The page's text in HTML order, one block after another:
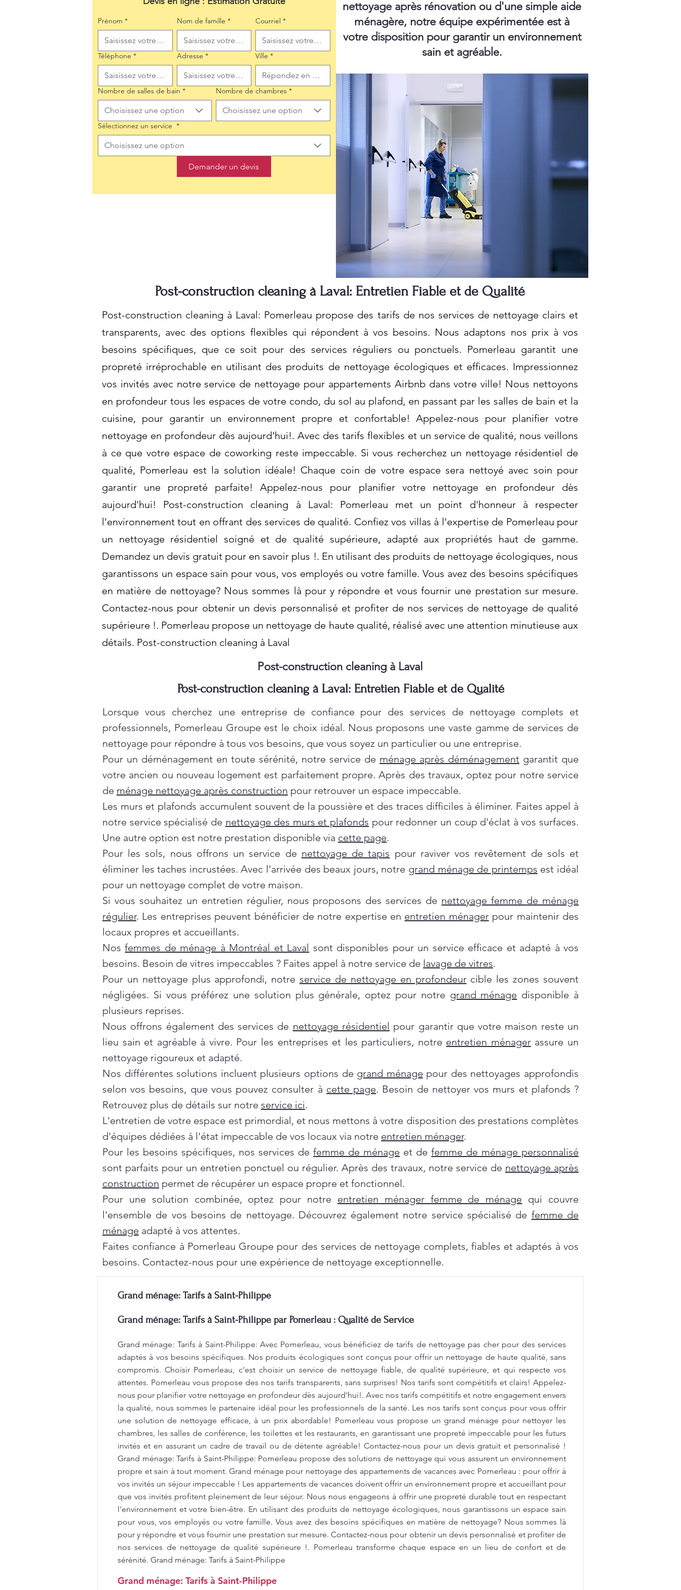
Prénom * Nom de famille * Courriel *
Téléphone * Adresse * Ville *
Nombre de salles de bain *
Choisissez une option
Nombre de chambres *
Choisissez une option
Sélectionnez un service *
Choisissez une option
Demander un devis
nettoyage après rénovation ou d'une simple aide
ménagère, notre équipe expérimentée est à
votre disposition pour garantir un environnement
sain et agréable.
Post-construction cleaning à Laval: Entretien Fiable et de Qualité
Post-construction cleaning à Laval: Pomerleau propose des tarifs de nos services de nettoyage clairs et
transparents, avec des options flexibles qui répondent à vos besoins. Nous adaptons nos prix à vos
besoins spécifiques, que ce soit pour des services réguliers ou ponctuels. Pomerleau garantit une
propreté irréprochable en utilisant des produits de nettoyage écologiques et efficaces. Impressionnez
vos invités avec notre service de nettoyage pour appartements Airbnb dans votre ville! Nous nettoyons
en profondeur tous les espaces de votre condo, du sol au plafond, en passant par les salles de bain et la
cuisine, pour garantir un environnement propre et confortable! Appelez-nous pour planifier votre
nettoyage en profondeur dès aujourd'hui!. Avec des tarifs flexibles et un service de qualité, nous veillons
à ce que votre espace de coworking reste impeccable. Si vous recherchez un nettoyage résidentiel de
qualité, Pomerleau est la solution idéale! Chaque coin de votre espace sera nettoyé avec soin pour
garantir une propreté parfaite! Appelez-nous pour planifier votre nettoyage en profondeur dès
aujourd'hui! Post-construction cleaning à Laval: Pomerleau met un point d'honneur à respecter
l'environnement tout en offrant des services de qualité. Confiez vos villas à l'expertise de Pomerleau pour
un nettoyage résidentiel soigné et de qualité supérieure, adapté aux propriétés haut de gamme.
Demandez un devis gratuit pour en savoir plus !. En utilisant des produits de nettoyage écologiques, nous
garantissons un espace sain pour vous, vos employés ou votre famille. Vous avez des besoins spécifiques
en matière de nettoyage? Nous sommes là pour y répondre et vous fournir une prestation sur mesure.
Contactez-nous pour obtenir un devis personnalisé et profiter de nos services de nettoyage de qualité
supérieure !. Pomerleau propose un nettoyage de haute qualité, réalisé avec une attention minutieuse aux
détails. Post-construction cleaning à Laval
Post-construction cleaning à Laval
Post-construction cleaning à Laval: Entretien Fiable et de Qualité
Lorsque vous cherchez une entreprise de confiance pour des services de nettoyage complets et
professionnels, Pomerleau Groupe est le choix idéal. Nous proposons une vaste gamme de services de
nettoyage pour répondre à tous vos besoins, que vous soyez un particulier ou une entreprise.
Pour un déménagement en toute sérénité, notre service de ménage après déménagement garantit que
votre ancien ou nouveau logement est parfaitement propre. Après des travaux, optez pour notre service
de ménage nettoyage après construction pour retrouver un espace impeccable.
Les murs et plafonds accumulent souvent de la poussière et des traces difficiles à éliminer. Faites appel à
notre service spécialisé de nettoyage des murs et plafonds pour redonner un coup d'éclat à vos surfaces.
Une autre option est notre prestation disponible via cette page.
Pour les sols, nous offrons un service de nettoyage de tapis pour raviver vos revêtement de sols et
éliminer les taches incrustées. Avec l'arrivée des beaux jours, notre grand ménage de printemps est idéal
pour un nettoyage complet de votre maison.
Si vous souhaitez un entretien régulier, nous proposons des services de nettoyage femme de ménage
régulier. Les entreprises peuvent bénéficier de notre expertise en entretien ménagerpour maintenir des
locaux propres et accueillants.
Nosfemmes de ménage à Montréal et Laval sont disponibles pour un service efficace et adapté à vos
besoins. Besoin de vitres impeccables ? Faites appel à notre service de lavage de vitres.
Pour un nettoyage plus approfondi, notreservice de nettoyage en profondeurcible les zones souvent
négligées. Si vous préférez une solution plus générale, optez pour notre grand ménage disponible à
plusieurs reprises.
Nous offrons également des services de nettoyage résidentiel pour garantir que votre maison reste un
lieu sain et agréable à vivre. Pour les entreprises et les particuliers, notre entretien ménagerassure un
nettoyage rigoureux et adapté.
Nos différentes solutions incluent plusieurs options de grand ménage pour des nettoyages approfondis
selon vos besoins, que vous pouvez consulter à cette page. Besoin de nettoyer vos murs et plafonds ?
Retrouvez plus de détails sur notre service ici.
L'entretien de votre espace est primordial, et nous mettons à votre disposition des prestations complètes
d'équipes dédiées à l'état impeccable de vos locaux via notre entretien ménager.
Pour les besoins spécifiques, nos services de femme de ménage et de femme de ménage personnalisé
sont parfaits pour un entretien ponctuel ou régulier. Après des travaux, notre service de nettoyage après
construction permet de récupérer un espace propre et fonctionnel.
Pour une solution combinée, optez pour notre entretien ménager femme de ménage qui couvre
l'ensemble de vos besoins de nettoyage. Découvrez également notre service spécialisé de femme de
ménage adapté à vos attentes.
Faites confiance à Pomerleau Groupe pour des services de nettoyage complets, fiables et adaptés à vos
besoins. Contactez-nous pour une expérience de nettoyage exceptionnelle.
Grand ménage: Tarifs à Saint-Philippe
Grand ménage: Tarifs à Saint-Philippe par Pomerleau : Qualité de Service
Grand ménage: Tarifs à Saint-Philippe: Avec Pomerleau, vous bénéficiez de tarifs de nettoyage pas cher pour des services
adaptés à vos besoins spécifiques. Nos produits écologiques sont conçus pour offrir un nettoyage de haute qualité, sans
compromis. Choisir Pomerleau, c'est choisir un service de nettoyage fiable, de qualité supérieure, et qui respecte vos
attentes. Pomerleau vous propose des nos tarifs transparents, sans surprises! Nos tarifs sont compétitifs et clairs! Appelez-
nous pour planifier votre nettoyage en profondeur dès aujourd'hui!. Avec nos tarifs compétitifs et notre engagement envers
la qualité, nous sommes le partenaire idéal pour les professionnels de la santé. Les nos tarifs sont conçus pour vous offrir
une solution de nettoyage efficace, à un prix abordable! Pomerleau vous propose un grand ménage pour nettoyer les
chambres, les salles de conférence, les toilettes et les restaurants, en garantissant une propreté impeccable pour les futurs
invités et en assurant un cadre de travail ou de détente agréable! Contactez-nous pour un devis gratuit et personnalisé !
Grand ménage: Tarifs à Saint-Philippe: Pomerleau propose des solutions de nettoyage qui vous assurent un environnement
propre et sain à tout moment. Grand ménage pour nettoyage des appartements de vacances avec Pomerleau : pour offrir à
vos invités un séjour impeccable ! Les appartements de vacances doivent offrir un environnement propre et accueillant pour
que vos invités profitent pleinement de leur séjour. Nous nous engageons à offrir une propreté durable tout en respectant
l'environnement et votre bien-être. En utilisant des produits de nettoyage écologiques, nous garantissons un espace sain
pour vous, vos employés ou votre famille. Vous avez des besoins spécifiques en matière de nettoyage? Nous sommes là
pour y répondre et vous fournir une prestation sur mesure. Contactez-nous pour obtenir un devis personnalisé et profiter de
nos services de nettoyage de qualité supérieure !. Pomerleau transforme chaque espace en un lieu de confort et de
sérénité. Grand ménage: Tarifs à Saint-Philippe
Grand ménage: Tarifs à Saint-Philippe